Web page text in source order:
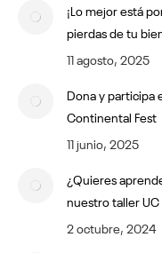
¡Lo mejor está
pierdas de tu
11 agosto, 2025
Dona y participa
Continental Fest
11 junio, 2025
¿Quieres
nuestro taller
2 octubre, 2024